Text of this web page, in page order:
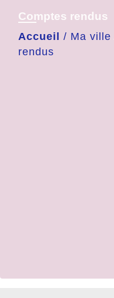
Comptes rendus
Accueil / Ma ville
rendus